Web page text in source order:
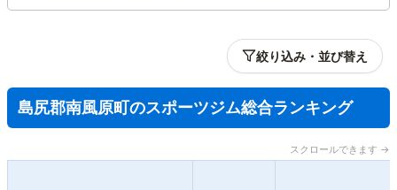
絞り込み・並び替え
島尻郡南風原町のスポーツジム総合ランキング
スクロールできます →